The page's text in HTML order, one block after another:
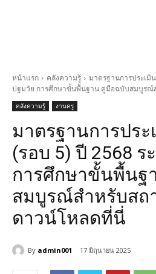
หน้าแรก คลังความรู้
มาตรฐานการประเมิ
ปฐมวัย การศึกษาขั้นพื้นฐาน คู่มือฉบับสมบูร
คลังความรู้ งานครู
มาตรฐานการประ
(รอบ 5) ปี 2568 ร
การศึกษาขั้นพื้นฐ
สมบูรณ์สำหรับสถ
ดาวน์โหลดที่นี่
By admin001 17 มิถุนายน 2025